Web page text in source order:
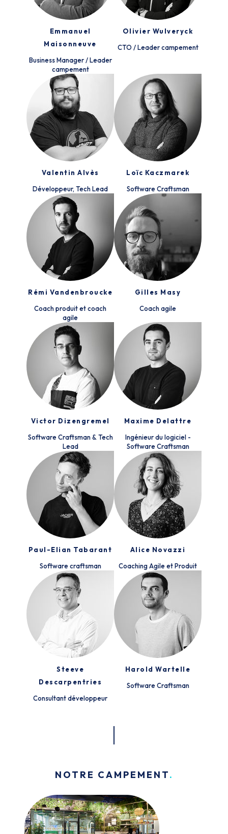
Emmanuel
Maisonneuve
Business Manager / Leader
campement
Olivier Wulveryck
CTO / Leader campement
Valentin Alvès
Développeur, Tech Lead
Loïc Kaczmarek
Software Craftsman
Rémi Vandenbroucke
Coach produit et coach
agile
Gilles Masy
Coach agile
Victor Dizengremel
Software Craftsman & Tech
Lead
Maxime Delattre
Ingénieur du logiciel -
Software Craftsman
Paul-Elian Tabarant
Software craftsman
Alice Novazzi
Coaching Agile et Produit
Steeve
Descarpentries
Consultant développeur
Harold Wartelle
Software Craftsman
NOTRE CAMPEMENT